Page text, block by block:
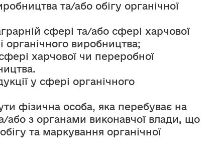
та/або обігу органічної
сфері та/або сфері харчової
виробництва;
харчової чи переробної
у сфері органічного
або з органами виконавчої влади, що
та маркування органічної